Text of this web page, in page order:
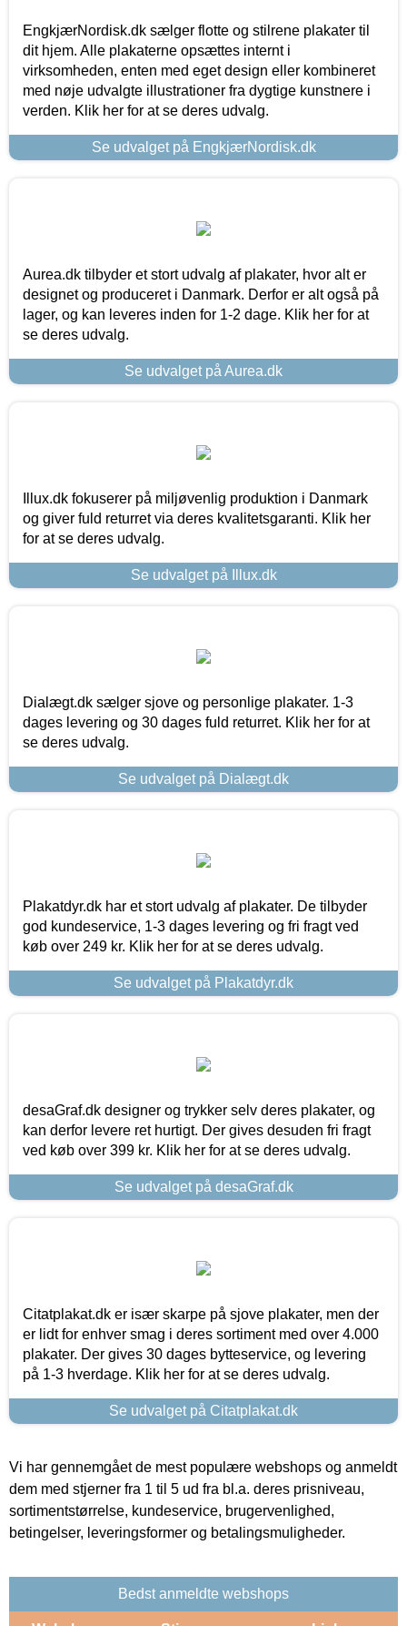
EngkjærNordisk.dk sælger flotte og stilrene plakater til
dit hjem. Alle plakaterne opsættes internt i
virksomheden, enten med eget design eller kombineret
med nøje udvalgte illustrationer fra dygtige kunstnere i
verden. Klik her for at se deres udvalg.
Se udvalget på EngkjærNordisk.dk
Aurea.dk tilbyder et stort udvalg af plakater, hvor alt er
designet og produceret i Danmark. Derfor er alt også på
lager, og kan leveres inden for 1-2 dage. Klik her for at
se deres udvalg.
Se udvalget på Aurea.dk
Illux.dk fokuserer på miljøvenlig produktion i Danmark
og giver fuld returret via deres kvalitetsgaranti. Klik her
for at se deres udvalg.
Se udvalget på Illux.dk
Dialægt.dk sælger sjove og personlige plakater. 1-3
dages levering og 30 dages fuld returret. Klik her for at
se deres udvalg.
Se udvalget på Dialægt.dk
Plakatdyr.dk har et stort udvalg af plakater. De tilbyder
god kundeservice, 1-3 dages levering og fri fragt ved
køb over 249 kr. Klik her for at se deres udvalg.
Se udvalget på Plakatdyr.dk
desaGraf.dk designer og trykker selv deres plakater, og
kan derfor levere ret hurtigt. Der gives desuden fri fragt
ved køb over 399 kr. Klik her for at se deres udvalg.
Se udvalget på desaGraf.dk
Citatplakat.dk er især skarpe på sjove plakater, men der
er lidt for enhver smag i deres sortiment med over 4.000
plakater. Der gives 30 dages bytteservice, og levering
på 1-3 hverdage. Klik her for at se deres udvalg.
Se udvalget på Citatplakat.dk
Vi har gennemgået de mest populære webshops og anmeldt
dem med stjerner fra 1 til 5 ud fra bl.a. deres prisniveau,
sortimentstørrelse, kundeservice, brugervenlighed,
betingelser, leveringsformer og betalingsmuligheder.
Bedst anmeldte webshops